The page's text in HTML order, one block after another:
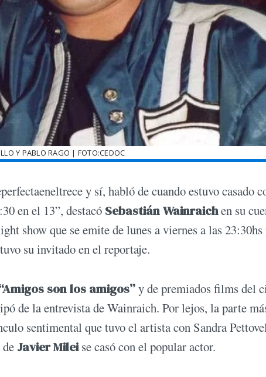
Y PABLO RAGO | FOTO:CEDOC
y sí, habló de cuando estuvo casado
en el 13”, destacó Sebastián Wainraichen su
show que se emite de lunes a viernes a las 23:30hs
su invitado en el reportaje.
son los amigos”y de premiados films del
de la entrevista de Wainraich. Por lejos, la parte
sentimental que tuvo el artista con Sandra
Javier Mileise casó con el popular actor.